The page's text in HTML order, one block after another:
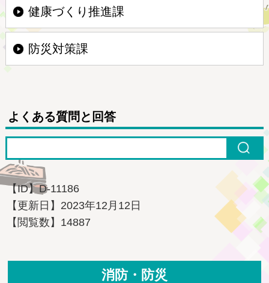
健康づくり推進課
防災対策課
よくある質問と回答
【ID】D-11186
【更新日】 2023年12月12日
【閲覧数】 14887
消防・防災